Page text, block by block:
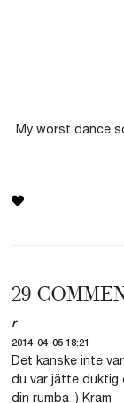
My worst dance
29
r
2014-04-05 18:21
Det kanske inte
du var jätte duktig
din rumba :) Kram